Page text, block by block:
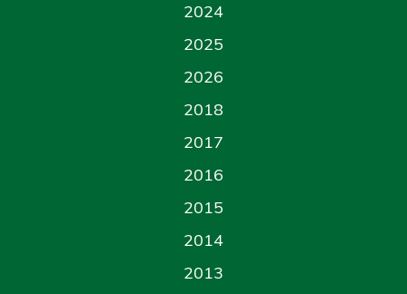
2024
2025
2026
2018
2017
2016
2015
2014
2013